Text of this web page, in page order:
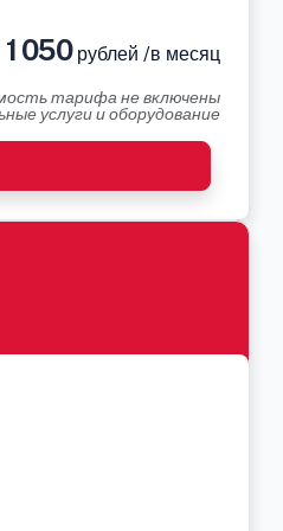
1 050рублей /в месяц
тарифа не включены
услуги и оборудование